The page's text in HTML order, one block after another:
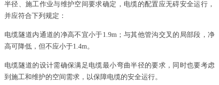
半径、施工作业与维护空间要求确定，电缆的配置应无碍安全运行，
并应符合下列规定：
电缆隧道内通道的净高不宜小于1.9m；与其他管沟交叉的局部段，净
高可降低，但不应小于1.4m。
电缆隧道的设计需确保满足电缆最小弯曲半径的要求，同时也要考虑
到施工和维护的空间需求，以保障电缆的安全运行。